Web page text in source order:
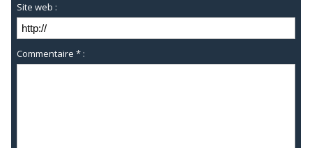
Site web :
Commentaire * :